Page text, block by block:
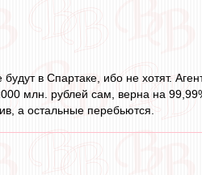
в Спартаке, ибо не хотят.
млн. рублей сам, верна на
а остальные перебьются.